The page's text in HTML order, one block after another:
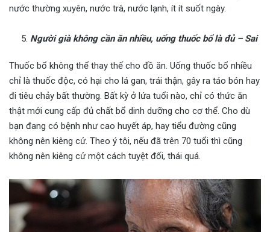
nước thường xuyên, nước trà, nước lạnh, ít ít suốt ngày.
Người già không cần ăn nhiều, uống thuốc bổ là đủ – Sai
Thuốc bổ không thể thay thế cho đồ ăn. Uống thuốc bổ nhiều
chỉ là thuốc độc, có hại cho lá gan, trái thận, gây ra táo bón hay
đi tiêu chảy bất thường. Bất kỳ ở lứa tuổi nào, chỉ có thức ăn
thật mới cung cấp đủ chất bổ dinh dưỡng cho cơ thể. Cho dù
bạn đang có bệnh như cao huyết áp, hay tiểu đường cũng
không nên kiêng cử. Theo ý tôi, nếu đã trên 70 tuổi thì cũng
không nên kiêng cử một cách tuyệt đối, thái quá.